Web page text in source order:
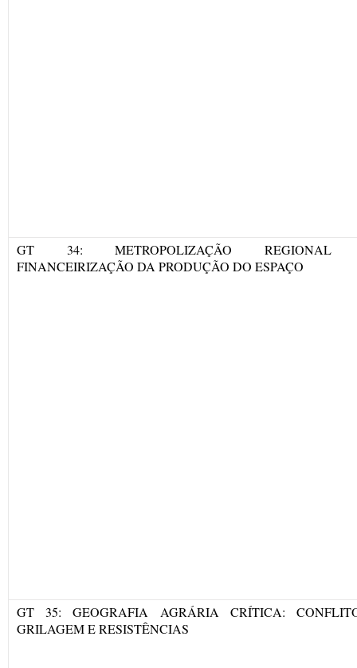
GT 34: METROPOLIZAÇÃO REGIONAL
FINANCEIRIZAÇÃO DA PRODUÇÃO DO ESPAÇO
GT 35: GEOGRAFIA AGRÁRIA CRÍTICA:
GRILAGEM E RESISTÊNCIAS